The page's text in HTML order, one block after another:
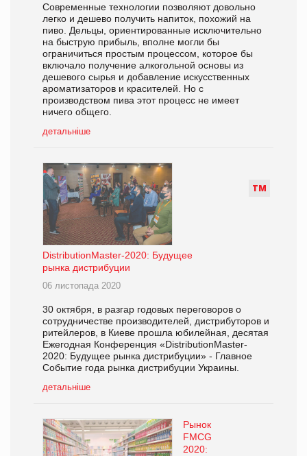
Современные технологии позволяют довольно
легко и дешево получить напиток, похожий на
пиво. Дельцы, ориентированные исключительно
на быструю прибыль, вполне могли бы
ограничиться простым процессом, которое бы
включало получение алкогольной основы из
дешевого сырья и добавление искусственных
ароматизаторов и красителей. Но с
производством пива этот процесс не имеет
ничего общего.
детальніше
ТМ
DistributionMaster-2020: Будущее
рынка дистрибуции
06 листопада 2020
30 октября, в разгар годовых переговоров о
сотрудничестве производителей, дистрибуторов и
ритейлеров, в Киеве прошла юбилейная, десятая
Ежегодная Конференция «DistributionMaster-
2020: Будущее рынка дистрибуции» - Главное
Событие года рынка дистрибуции Украины.
детальніше
Рынок
FMCG
2020: